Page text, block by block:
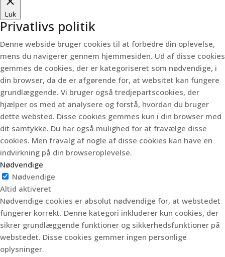
Luk
Privatlivs politik
Denne webside bruger cookies til at forbedre din oplevelse,
mens du navigerer gennem hjemmesiden. Ud af disse cookies
gemmes de cookies, der er kategoriseret som nødvendige, i
din browser, da de er afgørende for, at websitet kan fungere
grundlæggende. Vi bruger også tredjepartscookies, der
hjælper os med at analysere og forstå, hvordan du bruger
dette websted. Disse cookies gemmes kun i din browser med
dit samtykke. Du har også mulighed for at fravælge disse
cookies. Men fravalg af nogle af disse cookies kan have en
indvirkning på din browseroplevelse.
Nødvendige
Nødvendige
Altid aktiveret
Nødvendige cookies er absolut nødvendige for, at webstedet
fungerer korrekt. Denne kategori inkluderer kun cookies, der
sikrer grundlæggende funktioner og sikkerhedsfunktioner på
webstedet. Disse cookies gemmer ingen personlige
oplysninger.